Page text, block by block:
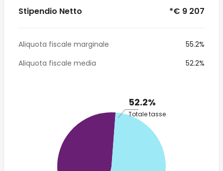
Stipendio Netto *€ 9 207
Aliquota fiscale marginale
55.2%
Aliquota fiscale media
52.2%
52.2%
Totale tasse